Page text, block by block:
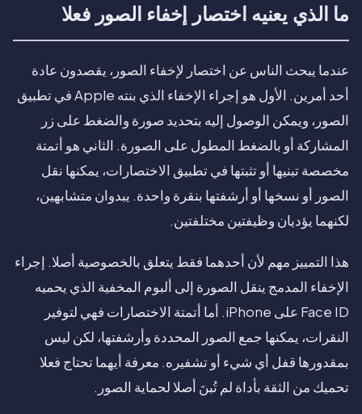
ما الذي يعنيه اختصار إخفاء الصور فعلا
عندما يبحث الناس عن اختصار لإخفاء الصور، يقصدون عادة
أحد أمرين. الأول هو إجراء الإخفاء الذي بنته Apple في تطبيق
الصور، ويمكن الوصول إليه بتحديد صورة والضغط على زر
المشاركة أو بالضغط المطول على الصورة. الثاني هو أتمتة
مخصصة تبنيها أو تثبتها في تطبيق الاختصارات، يمكنها نقل
الصور أو نسخها أو أرشفتها بنقرة واحدة. يبدوان متشابهين،
لكنهما يؤديان وظيفتين مختلفتين.
هذا التمييز مهم لأن أحدهما فقط يتعلق بالخصوصية أصلا. إجراء
الإخفاء المدمج ينقل الصورة إلى ألبوم المخفية الذي يحميه
Face ID على iPhone. أما أتمتة الاختصارات فهي لتوفير
النقرات، يمكنها جمع الصور المحددة وأرشفتها، لكن ليس
بمقدورها قفل أي شيء أو تشفيره. معرفة أيهما تحتاج فعلا
تحميك من الثقة بأداة لم تُبنَ أصلا لحماية الصور.